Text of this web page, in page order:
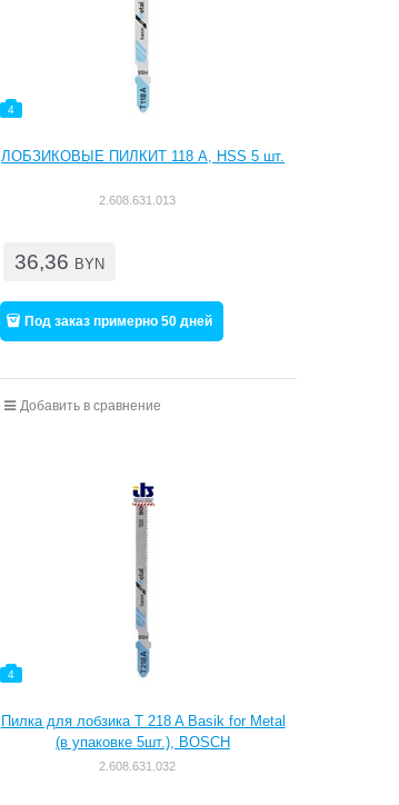
4
ЛОБЗИКОВЫЕ ПИЛКИT 118 А, HSS 5 шт.
2.608.631.013
36,36 BYN
Под заказ примерно 50 дней
Добавить в сравнение
4
Пилка для лобзика T 218 A Basik for Metal
(в упаковке 5шт.), BOSCH
2.608.631.032